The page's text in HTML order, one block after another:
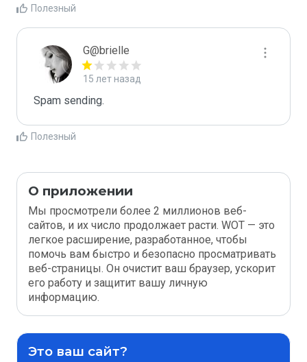
Полезный
G@brielle
15 лет назад
Spam sending.
Полезный
О приложении
Мы просмотрели более 2 миллионов веб-
сайтов, и их число продолжает расти. WOT — это
легкое расширение, разработанное, чтобы
помочь вам быстро и безопасно просматривать
веб-страницы. Он очистит ваш браузер, ускорит
его работу и защитит вашу личную
информацию.
Это ваш сайт?